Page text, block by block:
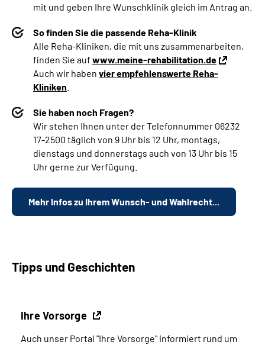
mit und geben Ihre Wunschklinik gleich im Antrag an.
So finden Sie die passende Reha-Klinik
Alle Reha-Kliniken, die mit uns zusammenarbeiten,
finden Sie auf www.meine-rehabilitation.de
Auch wir haben vier empfehlenswerte Reha-
Kliniken
Sie haben noch Fragen?
Wir stehen Ihnen unter der Telefonnummer 06232
17-2500 täglich von 9 Uhr bis 12 Uhr, montags,
dienstags und donnerstags auch von 13 Uhr bis 15
Uhr gerne zur Verfügung.
Mehr Infos zu Ihrem Wunsch- und Wahlrecht...
Tipps und Geschichten
Ihre Vorsorge
Auch unser Portal "Ihre Vorsorge" informiert rund um